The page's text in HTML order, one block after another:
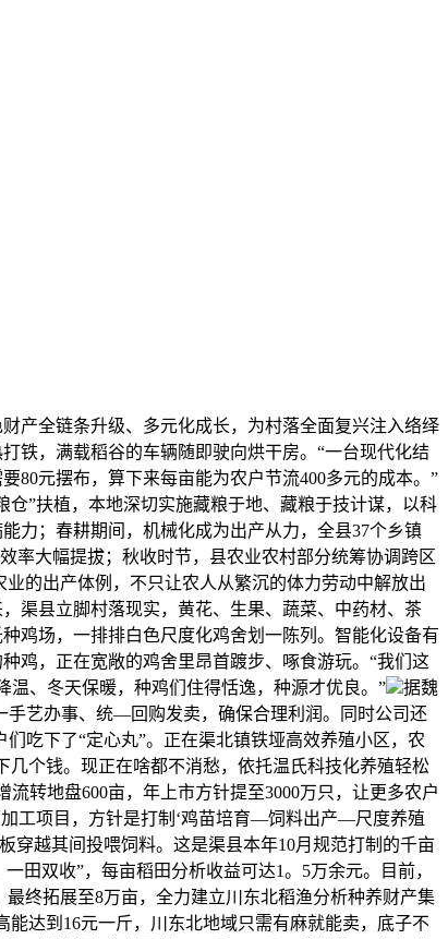
全链条升级、多元化成长，为村落全面复兴注入络绎
铁，满载稻谷的车辆随即驶向烘干房。“一台现代化结
80元摆布，算下来每亩能为农户节流400多元的成本。”
”扶植，本地深切实施藏粮于地、藏粮于技计谋，以科
力；春耕期间，机械化成为出产从力，全县37个乡镇
率大幅提拔；秋收时节，县农业农村部分统筹协调跨区
的出产体例，不只让农人从繁沉的体力劳动中解放出
渠县立脚村落现实，黄花、生果、蔬菜、中药材、茶
鸡场，一排排白色尺度化鸡舍划一陈列。智能化设备有
鸡，正在宽敞的鸡舍里昂首踱步、啄食游玩。“我们这
温、冬天保暖，种鸡们住得恬逸，种源才优良。”
据魏
手艺办事、统—回购发卖，确保合理利润。同时公司还
吃下了“定心丸”。正在渠北镇铁垭高效养殖小区，农
几个钱。现正在啥都不消愁，依托温氏科技化养殖轻松
转地盘600亩，年上市方针提至3000万只，让更多农户
工项目，方针是打制‘鸡苗培育—饲料出产—尺度养殖
穿越其间投喂饲料。这是渠县本年10月规范打制的千亩
田双收”，每亩稻田分析收益可达1。5万余元。目前，
终拓展至8万亩，全力建立川东北稻渔分析种养财产集
达到16元一斤，川东北地域只需有麻就能卖，底子不